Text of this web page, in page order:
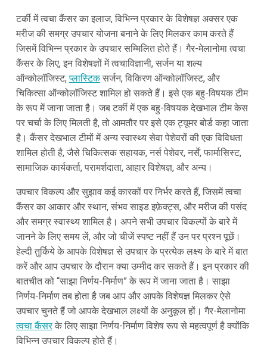
टर्की में त्वचा कैंसर का इलाज, विभिन्न प्रकार के विशेषज्ञ अक्सर एक
मरीज की समग्र उपचार योजना बनाने के लिए मिलकर काम करते हैं
जिसमें विभिन्न प्रकार के उपचार सम्मिलित होते हैं। गैर-मेलानोमा त्वचा
कैंसर के लिए, इन विशेषज्ञों में त्वचाविज्ञानी, सर्जन या शल्य
ऑन्कोलॉजिस्ट,प्लास्टिकसर्जन, विकिरण ऑन्कोलॉजिस्ट, और
चिकित्सा ऑन्कोलॉजिस्ट शामिल हो सकते हैं। इसे एक बहु-विषयक टीम
के रूप में जाना जाता है। जब टर्की में एक बहु-विषयक देखभाल टीम केस
पर चर्चा के लिए मिलती है, तो आमतौर पर इसे एक ट्यूमर बोर्ड कहा जाता
है। कैंसर देखभाल टीमों में अन्य स्वास्थ्य सेवा पेशेवरों की एक विविधता
शामिल होती है, जैसे चिकित्सक सहायक, नर्स पेशेवर, नर्सें, फार्मासिस्ट,
सामाजिक कार्यकर्ता, परामर्शदाता, आहार विशेषज्ञ, और अन्य।
उपचार विकल्प और सुझाव कई कारकों पर निर्भर करते हैं, जिसमें त्वचा
कैंसर का आकार और स्थान, संभव साइड इफ़ेक्ट्स, और मरीज की पसंद
और समग्र स्वास्थ्य शामिल है। अपने सभी उपचार विकल्पों के बारे में
जानने के लिए समय लें, और जो चीजें स्पष्ट नहीं हैं उन पर प्रश्न पूछें।
हेल्दी तुर्किये के आपके विशेषज्ञ से उपचार के प्रत्येक लक्ष्य के बारे में बात
करें और आप उपचार के दौरान क्या उम्मीद कर सकते हैं। इन प्रकार की
बातचीत को “साझा निर्णय-निर्माण” के रूप में जाना जाता है। साझा
निर्णय-निर्माण तब होता है जब आप और आपके विशेषज्ञ मिलकर ऐसे
उपचार चुनते हैं जो आपके देखभाल लक्ष्यों के अनुकूल हों। गैर-मेलानोमा
त्वचा कैंसरके लिए साझा निर्णय-निर्माण विशेष रूप से महत्वपूर्ण है क्योंकि
विभिन्न उपचार विकल्प होते हैं।